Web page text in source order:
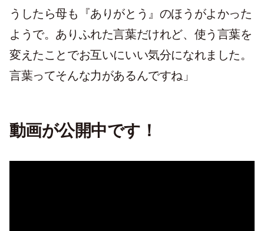
うしたら母も『ありがとう』のほうがよかった
ようで。ありふれた言葉だけれど、使う言葉を
変えたことでお互いにいい気分になれました。
言葉ってそんな力があるんですね」
動画が公開中です！